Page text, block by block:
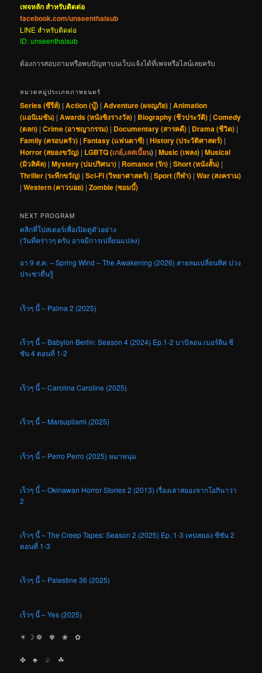
เพจหลัก สำหรับติดต่อ
facebook.com/unseenthaisub
LINE สำหรับติดต่อ
ID: unseenthaisub
ต้องการสอบถามหรือพบปัญหาบนเว็บแจ้งได้ที่เพจหรือไลน์เลยครับ
หมวดหมู่ประเภทภาพยนตร์
Series (ซีรีส์) |Action (บู๊) |Adventure (ผจญภัย) |Animation
(แอนิเมชัน) |Awards (หนังชิงรางวัล) | Biography (ชีวประวัติ) |Comedy
(ตลก) |Crime (อาชญากรรม) | Documentary (สารคดี) | Drama (ชีวิต) |
Family (ครอบครัว) |Fantasy (แฟนตาซี) |History (ประวัติศาสตร์) |
Horror (สยองขวัญ) | LGBTQ (เกย์,เลสเบี้ยน) |Music (เพลง) |Musical
(มิวสิคัล) |Mystery (ปมปริศนา) | Romance (รัก) |Short (หนังสั้น) |
Thriller (ระทึกขวัญ) |Sci-Fi (วิทยาศาสตร์) |Sport (กีฬา) |War (สงคราม)
|Western (คาวบอย) |Zombie (ซอมบี้)
NEXT PROGRAM
คลิกที่โปสเตอร์เพื่อเปิดดูตัวอย่าง
(วันที่คร่าวๆ ครับ อาจมีการเปลี่ยนแปลง)
อา 9 ส.ค. – Spring Wind – The Awakening (2026) สายลมเปลี่ยนทิศ ปวง
ประชาตื่นรู้
เร็วๆ นี้ – Palma 2 (2025)
เร็วๆ นี้ – Babylon Berlin: Season 4 (2024) Ep.1-2 บาบิลอน เบอร์ลิน ซี
ซัน 4 ตอนที่ 1-2
เร็วๆ นี้ – Carolina Caroline (2025)
เร็วๆ นี้ – Marsupilami (2025)
เร็วๆ นี้ – Perro Perro (2025) หมาหนุ่ม
เร็วๆ นี้ – Okinawan Horror Stories 2 (2013) เรื่องเล่าสยองจากโอกินาว่า
2
เร็วๆ นี้ – The Creep Tapes: Season 2 (2025) Ep. 1-3 เทปสยอง ซีซัน 2
ตอนที่ 1-3
เร็วๆ นี้ – Palestine 36 (2025)
เร็วๆ นี้ – Yes (2025)
☀︎ ☽ ❁ ✾ ❀ ✿
✤ ♣︎ ♧ ☘︎